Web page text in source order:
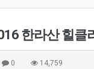
한라산 힐클
0 14,759